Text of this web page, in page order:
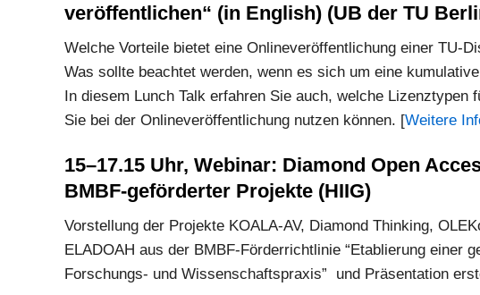
veröffentlichen“ (in English) (UB der TU
Welche Vorteile bietet eine Onlineveröffentlichung einer TU-
Was sollte beachtet werden, wenn es sich um eine
In diesem Lunch Talk erfahren Sie auch, welche Lizenztypen
Sie bei der Onlineveröffentlichung nutzen können. [Weitere
15–17.15 Uhr, Webinar: Diamond Open
BMBF-geförderter Projekte (HIIG)
Vorstellung der Projekte KOALA-AV, Diamond Thinking,
ELADOAH aus der BMBF-Förderrichtlinie “Etablierung einer
Forschungs- und Wissenschaftspraxis” und Präsentation